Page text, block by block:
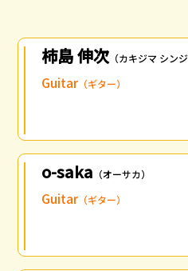
柿島 伸次 （カキジマ シンジ
Guitar（ギター）
o-saka （オーサカ）
Guitar（ギター）